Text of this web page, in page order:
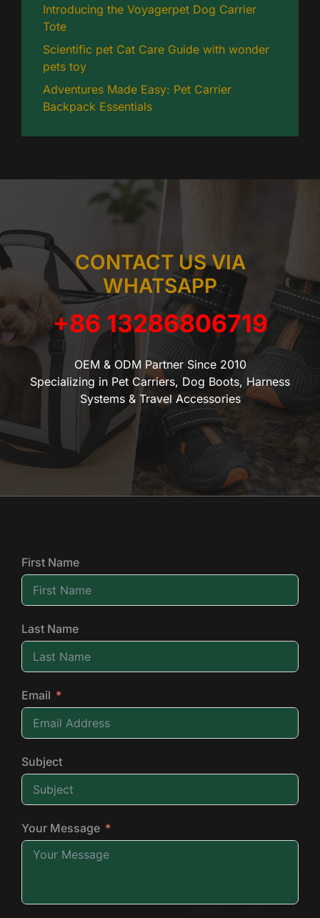
Introducing the Voyagerpet Dog Carrier
Tote
Scientific pet Cat Care Guide with wonder
pets toy
Adventures Made Easy: Pet Carrier
Backpack Essentials
CONTACT US VIA
WHATSAPP
+86 13286806719
OEM & ODM Partner Since 2010
Specializing in Pet Carriers, Dog Boots, Harness
Systems & Travel Accessories
First Name
Last Name
Email
Subject
Your Message